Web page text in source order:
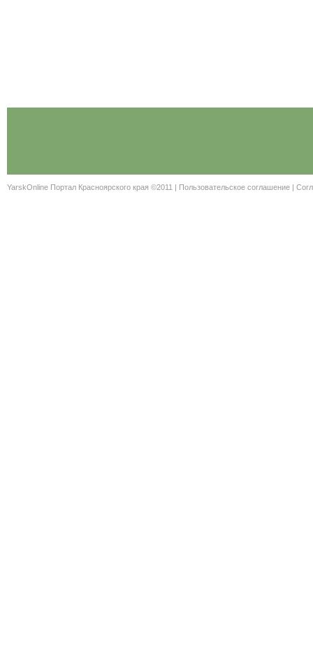
YarskOnline Портал Красноярского края ©2011 | Пользовательское соглашение |